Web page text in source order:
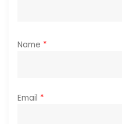
Name *
Email *